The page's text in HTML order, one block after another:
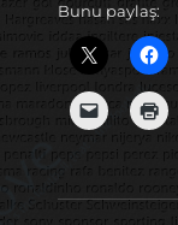
Bunu paylaş: